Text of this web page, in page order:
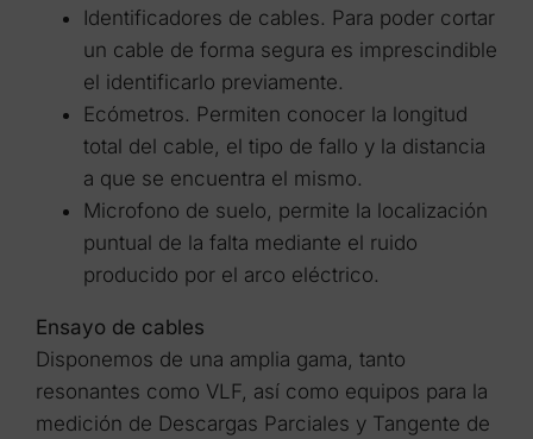
Identificadores de cables. Para poder cortar
un cable de forma segura es imprescindible
el identificarlo previamente.
Ecómetros. Permiten conocer la longitud
total del cable, el tipo de fallo y la distancia
a que se encuentra el mismo.
Microfono de suelo, permite la localización
puntual de la falta mediante el ruido
producido por el arco eléctrico.
Ensayo de cables
Disponemos de una amplia gama, tanto
resonantes como VLF, así como equipos para la
medición de Descargas Parciales y Tangente de